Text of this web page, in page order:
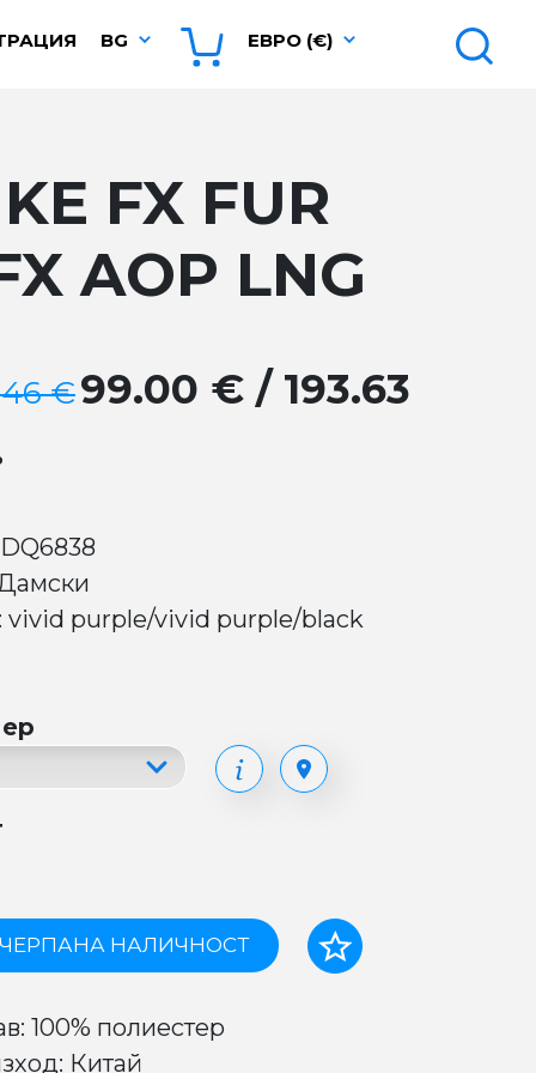
BG ЕВРО (€)
FX FUR
AOP LNG
€99.00 € / 193.63
vivid purple/vivid purple/black
НАЛИЧНОСТ
100% полиестер
Китай